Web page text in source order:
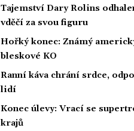
Tajemství Dary Rolins
vděčí za svou figuru
Hořký konec: Známý
bleskové KO
Ranní káva chrání srdce,
lidí
Konec úlevy: Vrací se
krajů